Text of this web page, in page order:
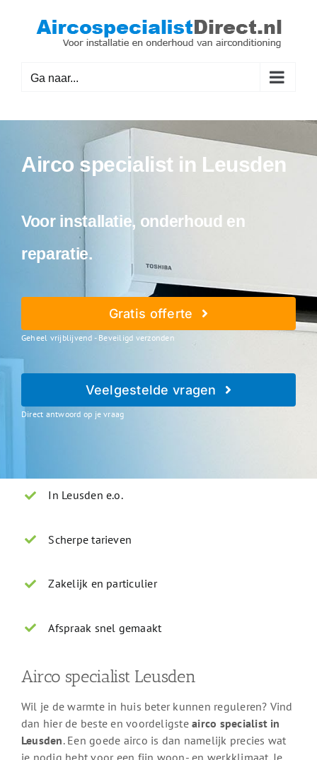
Ga naar...
Airco specialist in Leusden
Voor installatie, onderhoud en
reparatie.
Gratis offerte
Geheel vrijblijvend - Beveiligd verzonden
Veelgestelde vragen
Direct antwoord op je vraag
In Leusden e.o.
Scherpe tarieven
Zakelijk en particulier
Afspraak snel gemaakt
Airco specialist Leusden
Wil je de warmte in huis beter kunnen reguleren? Vind
dan hier de beste en voordeligsteairco specialist in
Leusden. Een goede airco is dan namelijk precies wat